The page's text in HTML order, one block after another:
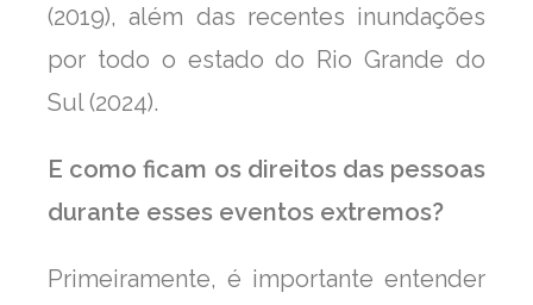
(2019), além das recentes inundações
por todo o estado do Rio Grande do
Sul (2024).
E como ficam os direitos das pessoas
durante esses eventos extremos?
Primeiramente, é importante entender